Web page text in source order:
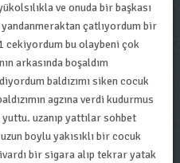
ve onuda bir başkası
çatlıyordum bir
cekiyordum bu olaybeni çok
arkasında boşaldım
baldızımı siken cocuk
agzına verdi kudurmus
uzanıp yattılar sohbet
boylu yakısıklı bir cocuk
bir sigara alıp tekrar yatak